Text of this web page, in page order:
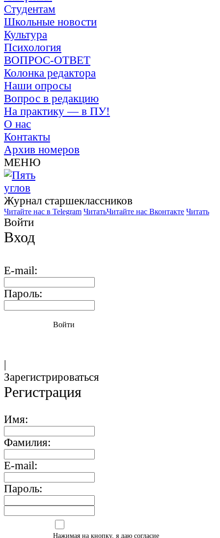
Студентам
Школьные новости
Культура
Психология
ВОПРОС-ОТВЕТ
Колонка редактора
Наши опросы
Вопрос в редакцию
На практику — в ПУ!
О нас
Контакты
Архив номеров
МЕНЮ
Журнал старшекласcников
Читайте нас в Telegram ЧитатьЧитайте нас Вконтакте Читать
Войти
Вход
E-mail:
Пароль:
Войти
|
Зарегистрироваться
Регистрация
Имя:
Фамилия:
E-mail:
Пароль:
Нажимая на кнопку, я даю согласие